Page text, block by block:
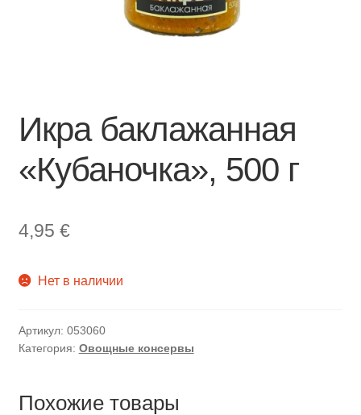
Икра баклажанная
«Кубаночка», 500 г
4,95 €
Нет в наличии
Артикул: 053060
Категория: Овощные консервы
Похожие товары